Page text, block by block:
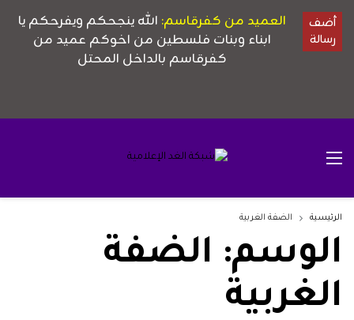
الرئيسية الضفة الغربية
الوسم: الضفة
الغربية